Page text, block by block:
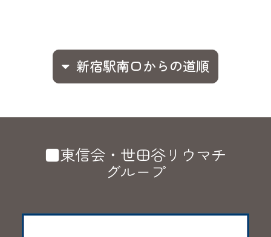
新宿駅南口からの道順
■東信会・世田谷リウマチ
グループ